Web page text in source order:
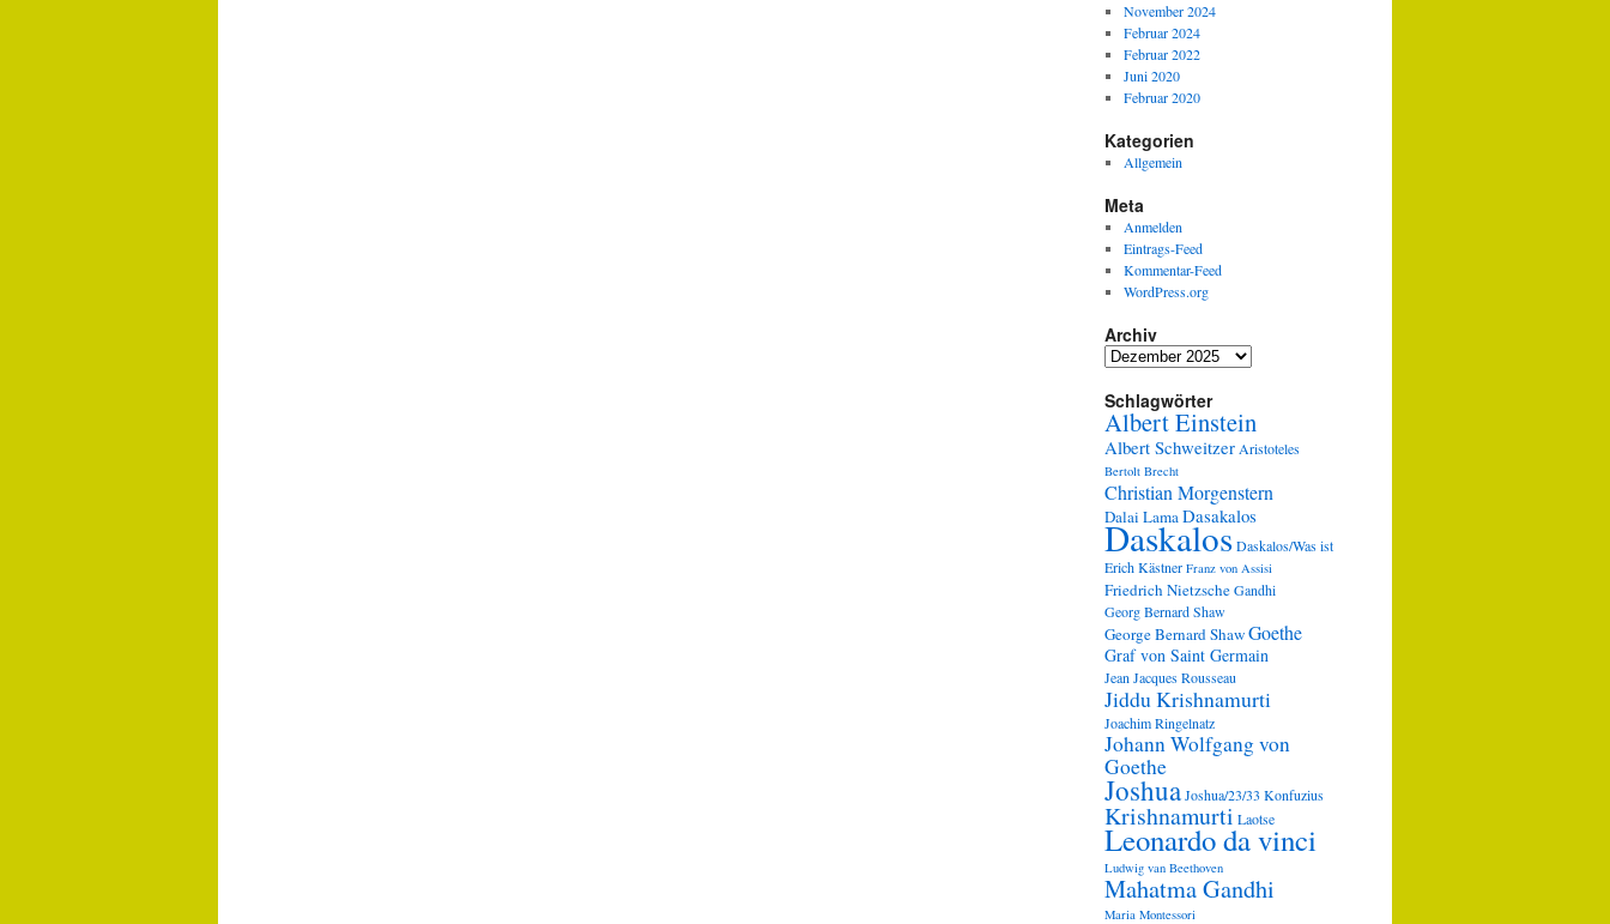
November 2024
Februar 2024
Februar 2022
Juni 2020
Februar 2020
Kategorien
Allgemein
Meta
Anmelden
Eintrags-Feed
Kommentar-Feed
WordPress.org
Archiv
Archiv
Schlagwörter
Albert Einstein
Albert Schweitzer Aristoteles
Bertolt Brecht
Christian Morgenstern
Dalai LamaDasakalos
DaskalosDaskalos/Was ist
Erich Kästner Franz von Assisi
Friedrich NietzscheGandhi
Georg Bernard Shaw
George Bernard ShawGoethe
Graf von Saint Germain
Jean Jacques Rousseau
Jiddu Krishnamurti
Joachim Ringelnatz
Johann Wolfgang von
Goethe
JoshuaJoshua/23/33 Konfuzius
Krishnamurti Laotse
Leonardo da vinci
Ludwig van Beethoven
Mahatma Gandhi
Maria Montessori